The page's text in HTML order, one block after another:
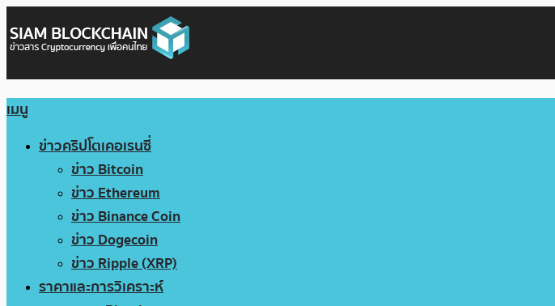
เมนู
ข่าวคริปโตเคอเรนซี่
ข่าว Bitcoin
ข่าว Ethereum
ข่าว Binance Coin
ข่าว Dogecoin
ข่าว Ripple (XRP)
ราคาและการวิเคราะห์